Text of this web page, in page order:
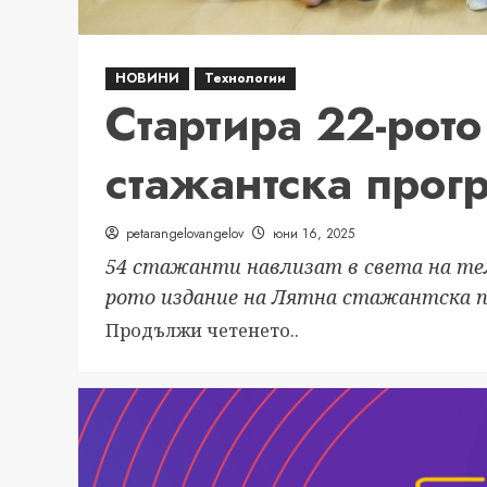
НОВИНИ Технологии
Стартира 22-
стажантска
petarangelovangelov юни 16, 2025
54 стажанти навлизат в света на
рото издание на Лятна стажантска
Продължи четенето..
about
Стартира
22-
рото